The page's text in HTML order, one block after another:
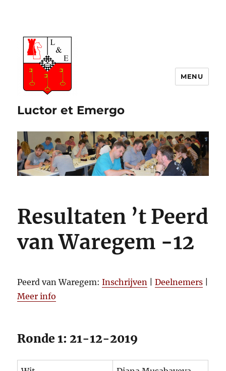
Luctor et Emergo
Resultaten ’t Peerd
van Waregem -12
Peerd van Waregem:Inschrijven |Deelnemers
Meer info
Ronde 1: 21-12-2019